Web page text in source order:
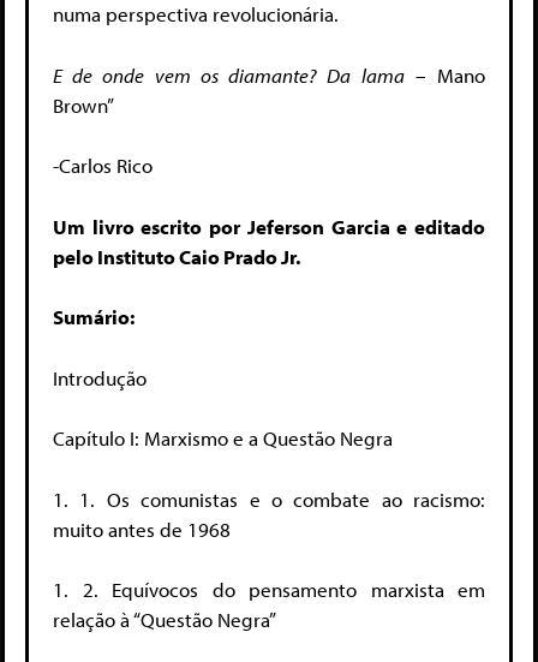
numa perspectiva revolucionária.
E de onde vem os diamante? Da lama– Mano
Brown”
-Carlos Rico
Um livro escrito por Jeferson Garcia e editado
pelo Instituto Caio Prado Jr.
Sumário:
Introdução
Capítulo I: Marxismo e a Questão Negra
1. 1. Os comunistas e o combate ao racismo:
muito antes de 1968
1. 2. Equívocos do pensamento marxista em
relação à “Questão Negra”